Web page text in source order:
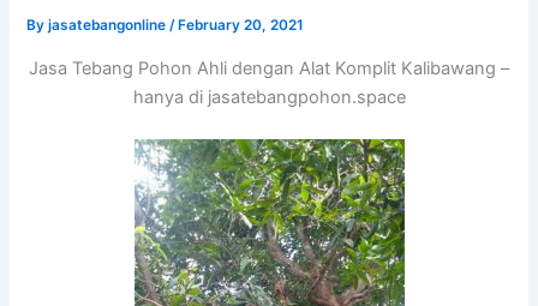
Byjasatebangonline/ February 20, 2021
Jasa Tebang Pohon Ahli dengan Alat Komplit Kalibawang –
hanya di jasatebangpohon.space